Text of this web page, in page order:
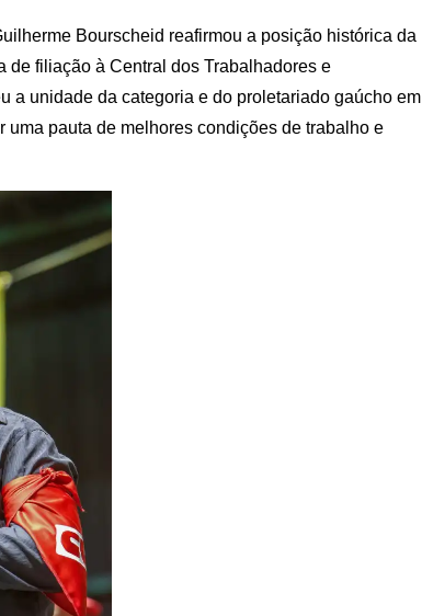
Bourscheid reafirmou a posição histórica da
de filiação à Central dos Trabalhadores e
a unidade da categoria e do proletariado gaúcho em
uma pauta de melhores condições de trabalho e